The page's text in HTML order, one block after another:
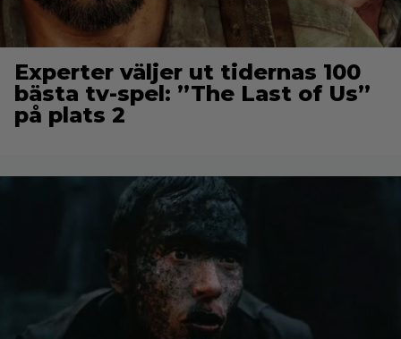
Experter väljer ut tidernas 100
bästa tv-spel: ”The Last of Us”
på plats 2